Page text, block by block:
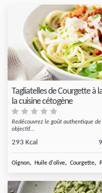
Tagliatelles de Courgette à
la cuisine cétogène
Redécouvrez le goût authentique
objectif...
293 Kcal
Oignon, Huile d'olive, Courgette,